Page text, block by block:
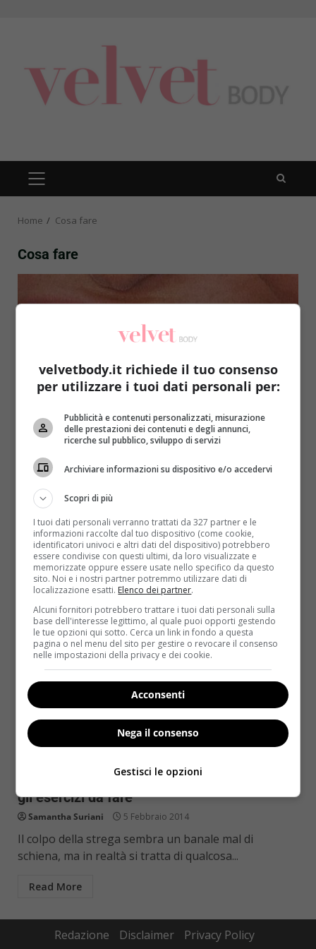
PRIMARY
MENU
Home Cosa fare
Cosa fare
Rimedi Naturali
Afte in bocca: qual è la causa? Ecco i rimedi
naturali
Samantha Suriani
Le afte sono delle piccole ulcere di forma ovale o
rotonda che si trovano nelle bocca e...
Read More
Salute
Colpo della strega? Ecco i rimedi naturali e
gli esercizi da fare
Samantha Suriani 5 Febbraio 2014
Il colpo della strega sembra un banale mal di
schiena, ma in realtà si tratta di qualcosa...
Read More
Redazione Disclaimer Privacy Policy
velvetbody.it richiede il tuo consenso
per utilizzare i tuoi dati personali per:
Pubblicità e contenuti personalizzati, misurazione
delle prestazioni dei contenuti e degli annunci,
ricerche sul pubblico, sviluppo di servizi
Archiviare informazioni su dispositivo e/o accedervi
Scopri di più
I tuoi dati personali verranno trattati da 327 partner e le
informazioni raccolte dal tuo dispositivo (come cookie,
identificatori univoci e altri dati del dispositivo) potrebbero
essere condivise con questi ultimi, da loro visualizzate e
memorizzate oppure essere usate nello specifico da questo
sito. Noi e i nostri partner potremmo utilizzare dati di
localizzazione esatti. Elenco dei partner.
Alcuni fornitori potrebbero trattare i tuoi dati personali sulla
base dell'interesse legittimo, al quale puoi opporti gestendo
le tue opzioni qui sotto. Cerca un link in fondo a questa
pagina o nel menu del sito per gestire o revocare il consenso
nelle impostazioni della privacy e dei cookie.
Acconsenti
Nega il consenso
Gestisci le opzioni